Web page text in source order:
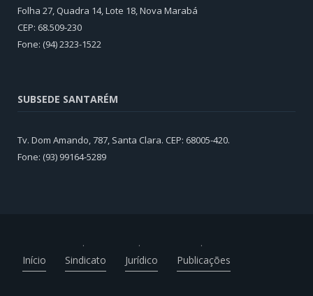
Folha 27, Quadra 14, Lote 18, Nova Marabá
CEP: 68.509-230
Fone: (94) 2323-1522
SUBSEDE SANTARÉM
Tv. Dom Amando, 787, Santa Clara. CEP: 68005-420.
Fone: (93) 99164-5289
Início Sindicato Jurídico Publicações